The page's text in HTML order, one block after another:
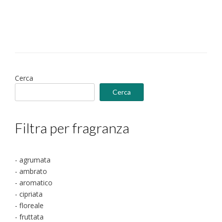
pagina
del
prodotto
Cerca
Cerca
Filtra per fragranza
- agrumata
- ambrato
- aromatico
- cipriata
- floreale
- fruttata